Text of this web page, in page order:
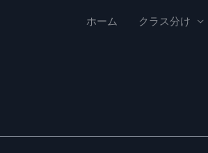
ホーム クラス分け